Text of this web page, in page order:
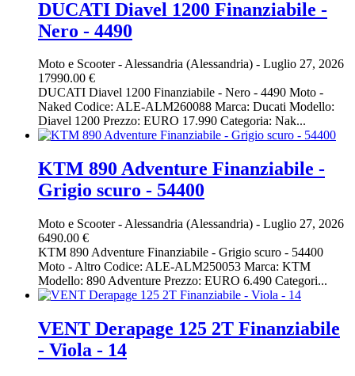
DUCATI Diavel 1200 Finanziabile -
Nero - 4490
Moto e Scooter-Alessandria (Alessandria) - Luglio 27, 2026
17990.00 €
DUCATI Diavel 1200 Finanziabile - Nero - 4490 Moto -
Naked Codice: ALE-ALM260088 Marca: Ducati Modello:
Diavel 1200 Prezzo: EURO 17.990 Categoria: Nak...
KTM 890 Adventure Finanziabile -
Grigio scuro - 54400
Moto e Scooter- Alessandria (Alessandria) - Luglio 27, 2026
6490.00 €
KTM 890 Adventure Finanziabile - Grigio scuro - 54400
Moto - Altro Codice: ALE-ALM250053 Marca: KTM
Modello: 890 Adventure Prezzo: EURO 6.490 Categori...
VENT Derapage 125 2T Finanziabile
- Viola - 14